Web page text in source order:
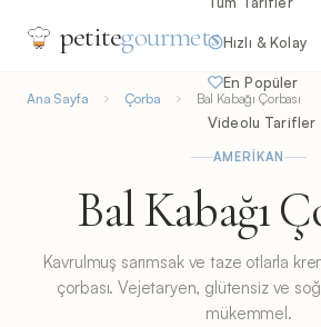
petitegourmets Hızlı & Kolay
En Popüler
Videolu Tarifler
Ana Sayfa Çorba Bal Kabağı Çorbası
AMERIKAN
Bal Kabağı
Kavrulmuş sarımsak ve taze otlarla
çorbası. Vejetaryen, glütensiz ve
mükemmel.